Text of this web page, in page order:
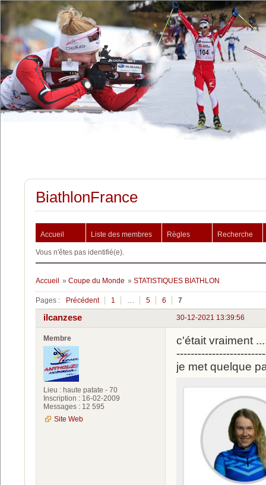
BiathlonFrance
Accueil Liste des membres Règles Recherche
Vous n'êtes pas identifié(e).
Accueil » Coupe du Monde » STATISTIQUES BIATHLON
Pages : Précédent 1 … 5 6 7
30-12-2021 13:39:56
ilcanzese
Membre
Lieu : haute patate - 70
Inscription : 16-02-2009
Messages : 12 595
Site Web
c'était vraiment
je met quelque